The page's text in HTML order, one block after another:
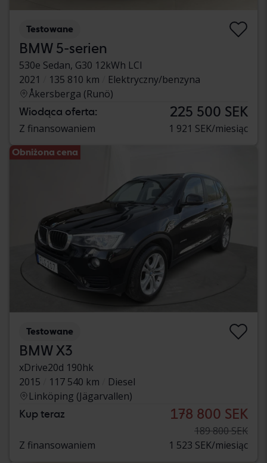
Testowane
BMW 5-serien
530e Sedan, G30 12kWh LCI
2021
135 810 km
Elektryczny/benzyna
Åkersberga (Runö)
Wiodąca oferta: 225 500 SEK
Z finansowaniem 1 921 SEK/miesiąc
Obniżona cena
Testowane
BMW X3
xDrive20d 190hk
2015
117 540 km
Diesel
Linköping (Jägarvallen)
Kup teraz 178 800 SEK
189 800 SEK
Z finansowaniem
1 523 SEK/miesiąc